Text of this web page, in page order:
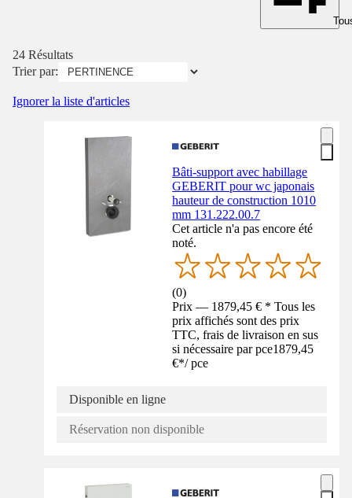
24 Résultats
Trier par:
Ignorer la liste d'articles
Bâti-support avec habillage
GEBERIT pour wc japonais
hauteur de construction 1010
mm 131.222.00.7
Cet article n'a pas encore été
noté.
(0)
Prix — 1879,45 € * Tous les
prix affichés sont des prix
TTC, frais de livraison en sus
si nécessaire par pce1879,45
€*/ pce
Disponible en ligne
Réservation non disponible